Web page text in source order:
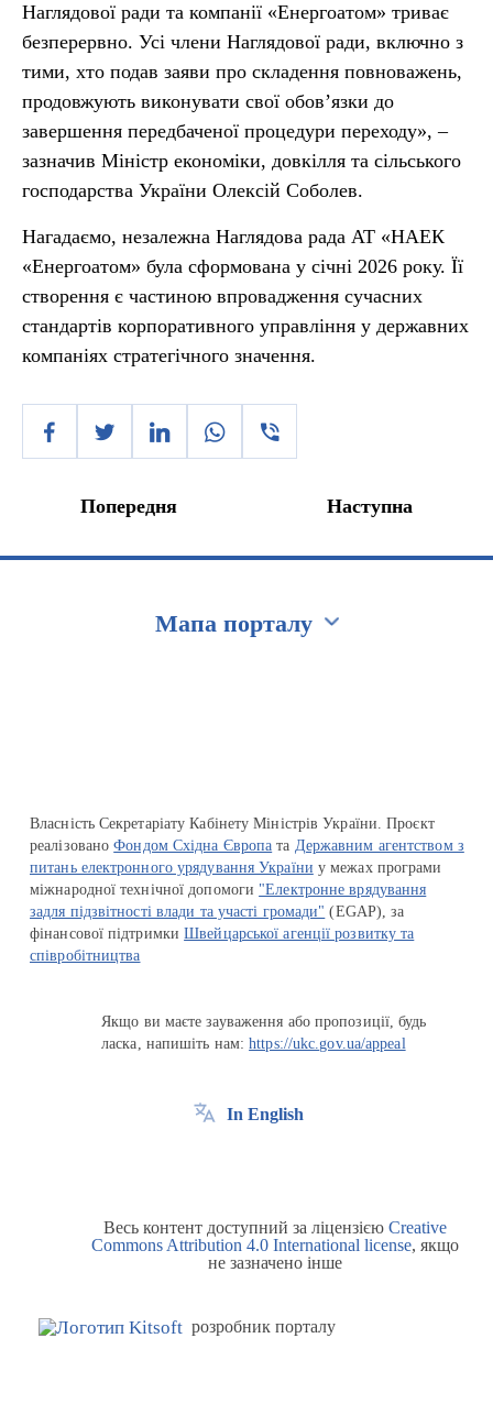
Наглядової ради та компанії «Енергоатом» триває
безперервно. Усі члени Наглядової ради, включно з
тими, хто подав заяви про складення повноважень,
продовжують виконувати свої обов’язки до
завершення передбаченої процедури переходу», –
зазначив Міністр економіки, довкілля та сільського
господарства України Олексій Соболев.
Нагадаємо, незалежна Наглядова рада АТ «НАЕК
«Енергоатом» була сформована у січні 2026 року. Її
створення є частиною впровадження сучасних
стандартів корпоративного управління у державних
компаніях стратегічного значення.
Попередня Наступна
Мапа порталу
Власність Секретаріату Кабінету Міністрів України. Проєкт
реалізованоФондом Східна Європа та Державним агентством з
питань електронного урядування України у межах програми
міжнародної технічної допомоги "Електронне врядування
задля підзвітності влади та участі громади" (EGAP), за
фінансової підтримкиШвейцарської агенції розвитку та
співробітництва
Якщо ви маєте зауваження або пропозиції, будь
ласка, напишіть нам:https://ukc.gov.ua/appeal
In English
Весь контент доступний за ліцензією Creative
Commons Attribution 4.0 International license, якщо
не зазначено інше
розробник порталу